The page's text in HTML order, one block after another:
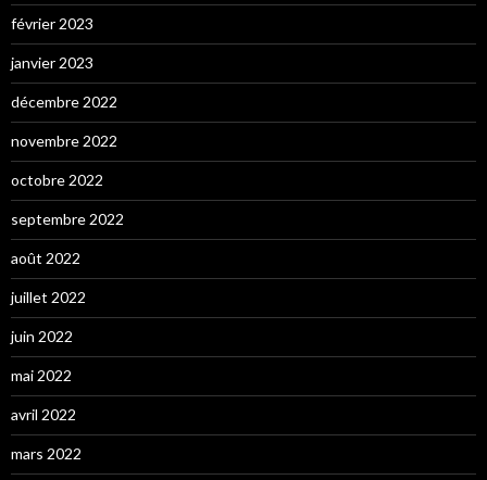
février 2023
janvier 2023
décembre 2022
novembre 2022
octobre 2022
septembre 2022
août 2022
juillet 2022
juin 2022
mai 2022
avril 2022
mars 2022